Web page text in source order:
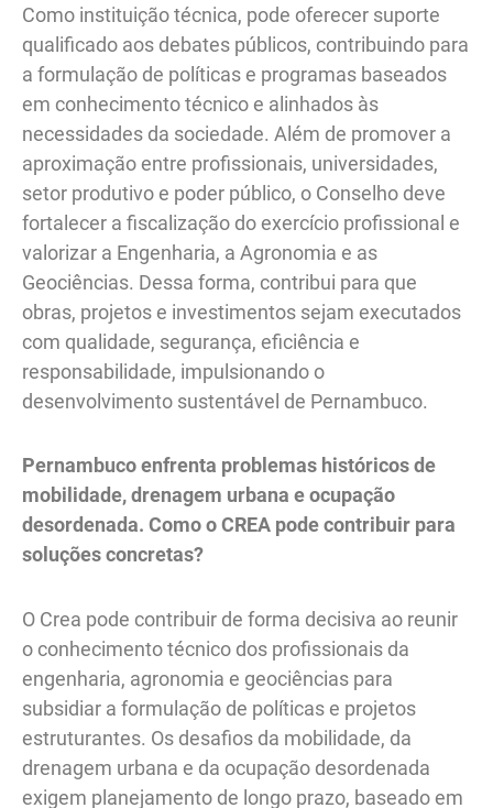
Como instituição técnica, pode oferecer suporte
qualificado aos debates públicos, contribuindo para
a formulação de políticas e programas baseados
em conhecimento técnico e alinhados às
necessidades da sociedade. Além de promover a
aproximação entre profissionais, universidades,
setor produtivo e poder público, o Conselho deve
fortalecer a fiscalização do exercício profissional e
valorizar a Engenharia, a Agronomia e as
Geociências. Dessa forma, contribui para que
obras, projetos e investimentos sejam executados
com qualidade, segurança, eficiência e
responsabilidade, impulsionando o
desenvolvimento sustentável de Pernambuco.
Pernambuco enfrenta problemas históricos de
mobilidade, drenagem urbana e ocupação
desordenada. Como o CREA pode contribuir para
soluções concretas?
O Crea pode contribuir de forma decisiva ao reunir
o conhecimento técnico dos profissionais da
engenharia, agronomia e geociências para
subsidiar a formulação de políticas e projetos
estruturantes. Os desafios da mobilidade, da
drenagem urbana e da ocupação desordenada
exigem planejamento de longo prazo, baseado em